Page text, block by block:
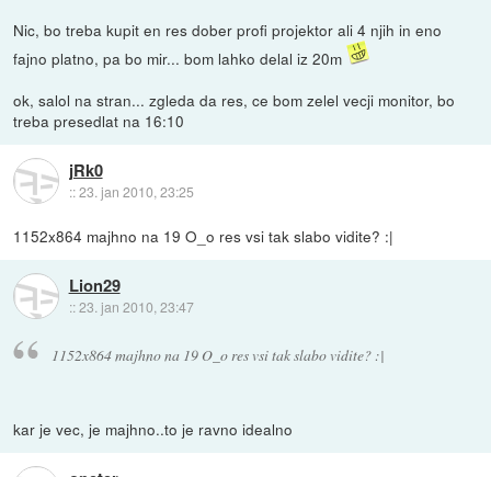
Nic, bo treba kupit en res dober profi projektor ali 4 njih in eno
fajno platno, pa bo mir... bom lahko delal iz 20m
ok, salol na stran... zgleda da res, ce bom zelel vecji monitor, bo
treba presedlat na 16:10
jRk0
::23. jan 2010, 23:25
1152x864 majhno na 19 O_o res vsi tak slabo vidite? :|
Lion29
::23. jan 2010, 23:47
1152x864 majhno na 19 O_o res vsi tak slabo vidite? :|
kar je vec, je majhno..to je ravno idealno